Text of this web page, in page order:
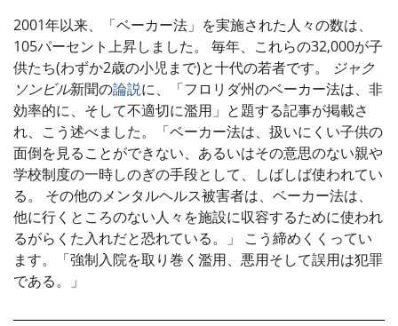
2001年以来、「ベーカー法」を実施された人々の数は、
105パーセント上昇しました。 毎年、これらの32,000が子
供たち(わずか2歳の小児まで)と十代の若者です。
ジャク
ソンビル新聞の論説に、「フロリダ州のベーカー法は、非
効率的に、そして不適切に濫用」と題する記事が掲載さ
れ、こう述べました。「ベーカー法は、扱いにくい子供の
面倒を見ることができない、あるいはその意思のない親や
学校制度の一時しのぎの手段として、しばしば使われてい
る。 その他のメンタルヘルス被害者は、ベーカー法は、
他に行くところのない人々を施設に収容するために使われ
るがらくた入れだと恐れている。」 こう締めくくってい
ます。「強制入院を取り巻く濫用、悪用そして誤用は犯罪
である。」